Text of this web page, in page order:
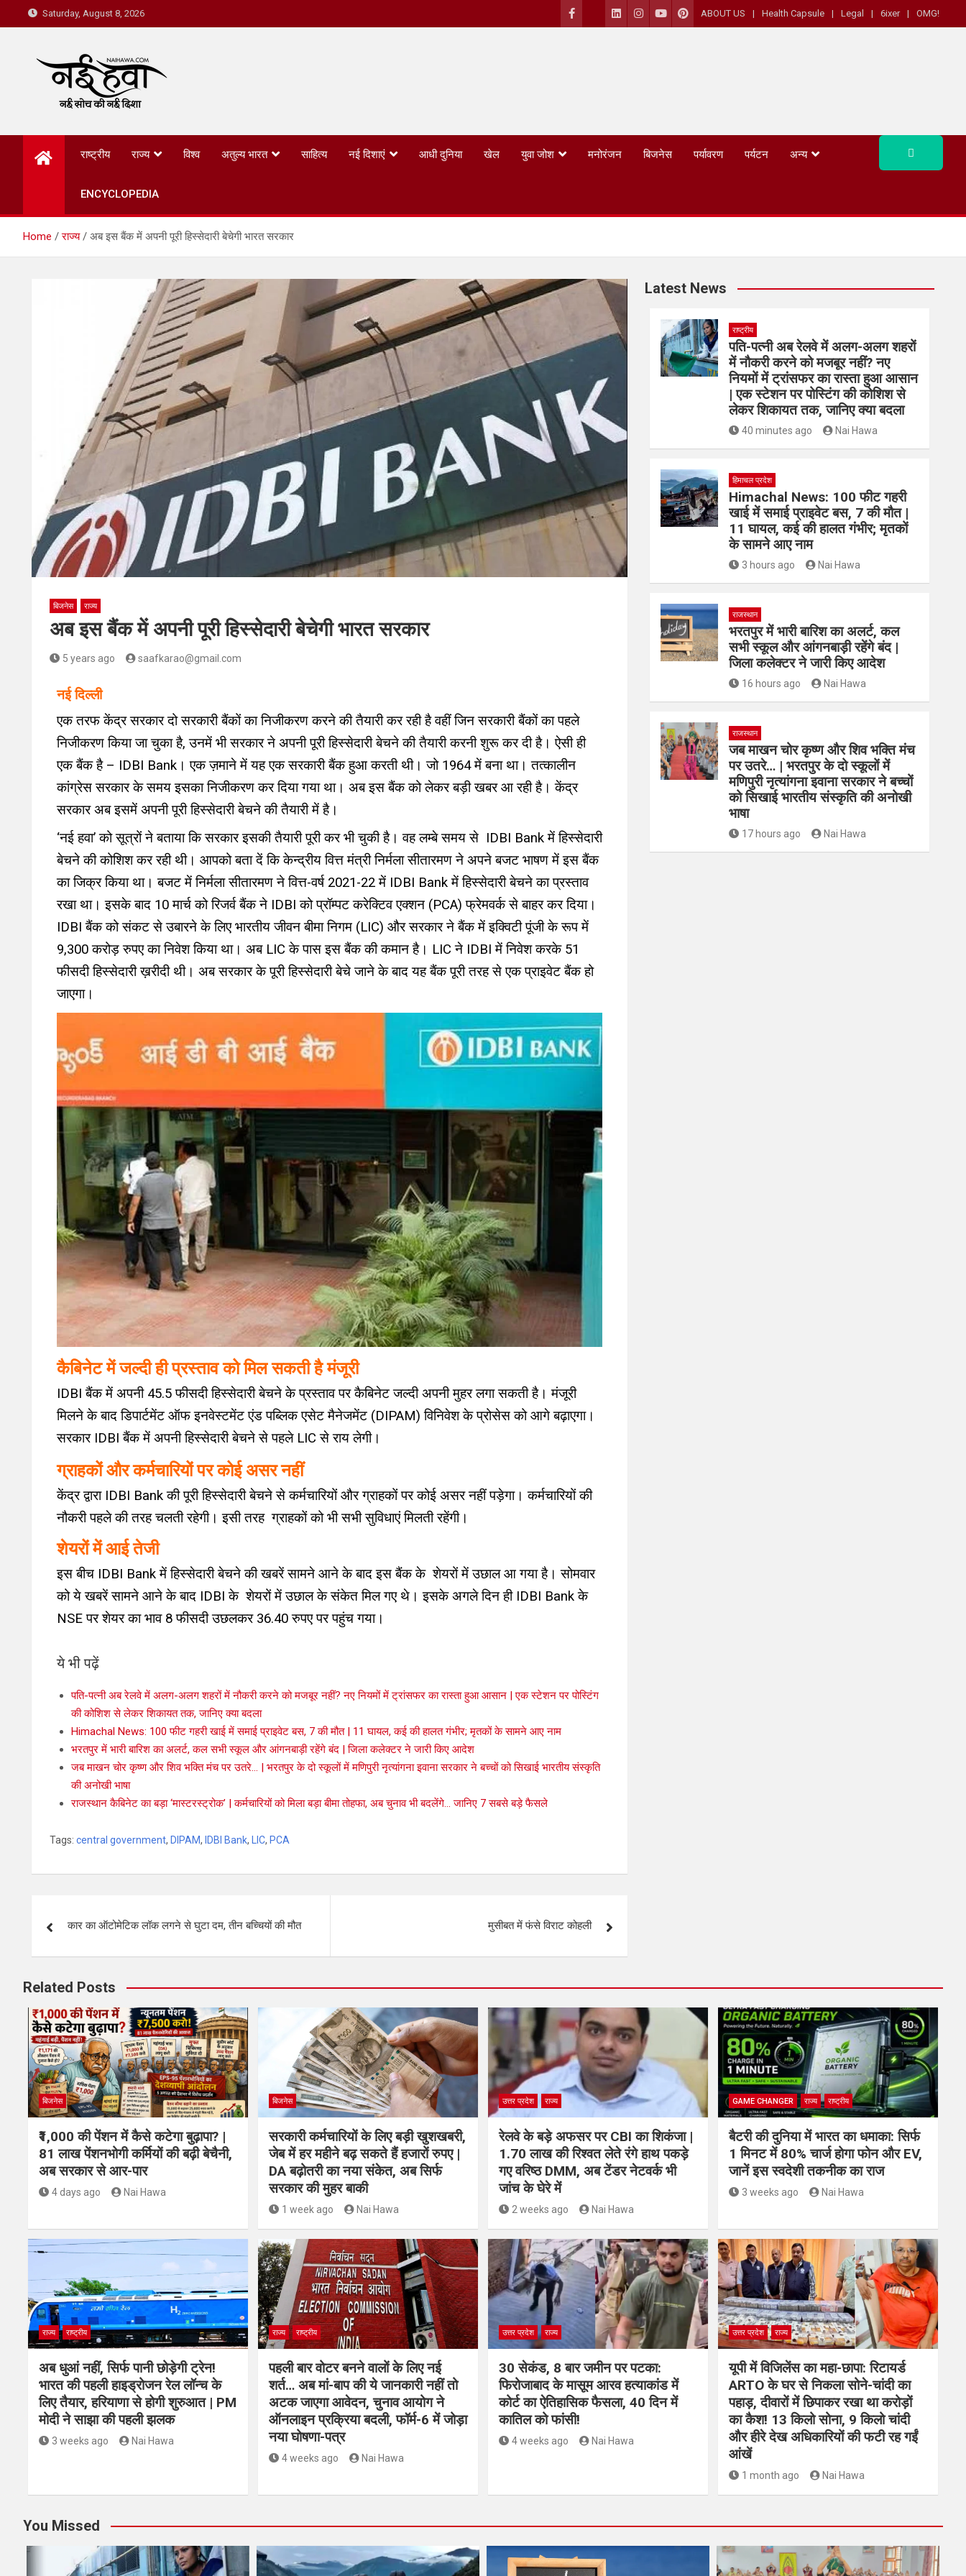
Saturday, August 8, 2026 ABOUT US Health Capsule Legal 6ixer OMG!
Nai Hawa
राष्ट्रीय राज्य विश्व अतुल्य भारत साहित्य नई दिशाएं आधी दुनिया खेल युवा जोश मनोरंजन बिजनेस पर्यावरण पर्यटन अन्य
ENCYCLOPEDIA
Home राज्य अब इस बैंक में अपनी पूरी हिस्सेदारी बेचेगी भारत सरकार
बिजनेस राज्य
अब इस बैंक में अपनी पूरी हिस्सेदारी बेचेगी भारत सरकार
5 years ago saafkarao@gmail.com
नई दिल्ली
एक तरफ केंद्र सरकार दो सरकारी बैंकों का निजीकरण करने की तैयारी कर रही है वहीं जिन सरकारी बैंकों का पहले
निजीकरण किया जा चुका है, उनमें भी सरकार ने अपनी पूरी हिस्सेदारी बेचने की तैयारी करनी शुरू कर दी है। ऐसी ही
एक बैंक है – IDBI Bank। एक ज़माने में यह एक सरकारी बैंक हुआ करती थी। जो 1964 में बना था। तत्कालीन
कांग्रेस सरकार के समय इसका निजीकरण कर दिया गया था। अब इस बैंक को लेकर बड़ी खबर आ रही है। केंद्र
सरकार अब इसमें अपनी पूरी हिस्सेदारी बेचने की तैयारी में है।
‘नई हवा’ को सूत्रों ने बताया कि सरकार इसकी तैयारी पूरी कर भी चुकी है। वह लम्बे समय से IDBI Bank में हिस्सेदारी
बेचने की कोशिश कर रही थी। आपको बता दें कि केन्द्रीय वित्त मंत्री निर्मला सीतारमण ने अपने बजट भाषण में इस बैंक
का जिक्र किया था। बजट में निर्मला सीतारमण ने वित्त-वर्ष 2021-22 में IDBI Bank में हिस्सेदारी बेचने का प्रस्ताव
रखा था। इसके बाद 10 मार्च को रिजर्व बैंक ने IDBI को प्रॉम्पट करेक्टिव एक्शन (PCA) फ्रेमवर्क से बाहर कर दिया।
IDBI बैंक को संकट से उबारने के लिए भारतीय जीवन बीमा निगम (LIC) और सरकार ने बैंक में इक्विटी पूंजी के रूप में
9,300 करोड़ रुपए का निवेश किया था। अब LIC के पास इस बैंक की कमान है। LIC ने IDBI में निवेश करके 51
फीसदी हिस्सेदारी ख़रीदी थी। अब सरकार के पूरी हिस्सेदारी बेचे जाने के बाद यह बैंक पूरी तरह से एक प्राइवेट बैंक हो
जाएगा।
कैबिनेट में जल्दी ही प्रस्ताव को मिल सकती है मंजूरी
IDBI बैंक में अपनी 45.5 फीसदी हिस्सेदारी बेचने के प्रस्ताव पर कैबिनेट जल्दी अपनी मुहर लगा सकती है। मंजूरी
मिलने के बाद डिपार्टमेंट ऑफ इनवेस्टमेंट एंड पब्लिक एसेट मैनेजमेंट (DIPAM) विनिवेश के प्रोसेस को आगे बढ़ाएगा।
सरकार IDBI बैंक में अपनी हिस्सेदारी बेचने से पहले LIC से राय लेगी।
ग्राहकों और कर्मचारियों पर कोई असर नहीं
केंद्र द्वारा IDBI Bank की पूरी हिस्सेदारी बेचने से कर्मचारियों और ग्राहकों पर कोई असर नहीं पड़ेगा। कर्मचारियों की
नौकरी पहले की तरह चलती रहेगी। इसी तरह ग्राहकों को भी सभी सुविधाएं मिलती रहेंगी।
शेयरों में आई तेजी
इस बीच IDBI Bank में हिस्सेदारी बेचने की खबरें सामने आने के बाद इस बैंक के शेयरों में उछाल आ गया है। सोमवार
को ये खबरें सामने आने के बाद IDBI के शेयरों में उछाल के संकेत मिल गए थे। इसके अगले दिन ही IDBI Bank के
NSE पर शेयर का भाव 8 फीसदी उछलकर 36.40 रुपए पर पहुंच गया।
ये भी पढ़ें
पति-पत्नी अब रेलवे में अलग-अलग शहरों में नौकरी करने को मजबूर नहीं? नए नियमों में ट्रांसफर का रास्ता हुआ आसान | एक स्टेशन पर पोस्टिंग
की कोशिश से लेकर शिकायत तक, जानिए क्या बदला
Himachal News: 100 फीट गहरी खाई में समाई प्राइवेट बस, 7 की मौत | 11 घायल, कई की हालत गंभीर; मृतकों के सामने आए नाम
भरतपुर में भारी बारिश का अलर्ट, कल सभी स्कूल और आंगनबाड़ी रहेंगे बंद | जिला कलेक्टर ने जारी किए आदेश
जब माखन चोर कृष्ण और शिव भक्ति मंच पर उतरे… | भरतपुर के दो स्कूलों में मणिपुरी नृत्यांगना इवाना सरकार ने बच्चों को सिखाई भारतीय संस्कृति
की अनोखी भाषा
राजस्थान कैबिनेट का बड़ा ‘मास्टरस्ट्रोक’ | कर्मचारियों को मिला बड़ा बीमा तोहफा, अब चुनाव भी बदलेंगे… जानिए 7 सबसे बड़े फैसले
Tags: central government, DIPAM, IDBI Bank, LIC, PCA
कार का ऑटोमेटिक लॉक लगने से घुटा दम, तीन बच्चियों की मौत मुसीबत में फंसे विराट कोहली
Latest News
राष्ट्रीय
पति-पत्नी अब रेलवे में अलग-अलग शहरों
में नौकरी करने को मजबूर नहीं? नए
नियमों में ट्रांसफर का रास्ता हुआ आसान
| एक स्टेशन पर पोस्टिंग की कोशिश से
लेकर शिकायत तक, जानिए क्या बदला
40 minutes ago Nai Hawa
हिमाचल प्रदेश
Himachal News: 100 फीट गहरी
खाई में समाई प्राइवेट बस, 7 की मौत |
11 घायल, कई की हालत गंभीर; मृतकों
के सामने आए नाम
3 hours ago Nai Hawa
राजस्थान
भरतपुर में भारी बारिश का अलर्ट, कल
सभी स्कूल और आंगनबाड़ी रहेंगे बंद |
जिला कलेक्टर ने जारी किए आदेश
16 hours ago Nai Hawa
राजस्थान
जब माखन चोर कृष्ण और शिव भक्ति मंच
पर उतरे… | भरतपुर के दो स्कूलों में
मणिपुरी नृत्यांगना इवाना सरकार ने बच्चों
को सिखाई भारतीय संस्कृति की अनोखी
भाषा
17 hours ago Nai Hawa
Related Posts
बिजनेस
₹1,000 की पेंशन में कैसे कटेगा बुढ़ापा? |
81 लाख पेंशनभोगी कर्मियों की बढ़ी बेचैनी,
अब सरकार से आर-पार
4 days ago Nai Hawa
बिजनेस
सरकारी कर्मचारियों के लिए बड़ी खुशखबरी,
जेब में हर महीने बढ़ सकते हैं हजारों रुपए |
DA बढ़ोतरी का नया संकेत, अब सिर्फ
सरकार की मुहर बाकी
1 week ago Nai Hawa
उत्तर प्रदेश राज्य
रेलवे के बड़े अफसर पर CBI का शिकंजा |
1.70 लाख की रिश्वत लेते रंगे हाथ पकड़े
गए वरिष्ठ DMM, अब टेंडर नेटवर्क भी
जांच के घेरे में
2 weeks ago Nai Hawa
GAME CHANGER राज्य राष्ट्रीय
बैटरी की दुनिया में भारत का धमाका: सिर्फ
1 मिनट में 80% चार्ज होगा फोन और EV,
जानें इस स्वदेशी तकनीक का राज
3 weeks ago Nai Hawa
राज्य राष्ट्रीय
अब धुआं नहीं, सिर्फ पानी छोड़ेगी ट्रेन!
भारत की पहली हाइड्रोजन रेल लॉन्च के
लिए तैयार, हरियाणा से होगी शुरुआत | PM
मोदी ने साझा की पहली झलक
3 weeks ago Nai Hawa
राज्य राष्ट्रीय
पहली बार वोटर बनने वालों के लिए नई
शर्त… अब मां-बाप की ये जानकारी नहीं तो
अटक जाएगा आवेदन, चुनाव आयोग ने
ऑनलाइन प्रक्रिया बदली, फॉर्म-6 में जोड़ा
नया घोषणा-पत्र
4 weeks ago Nai Hawa
उत्तर प्रदेश राज्य
30 सेकंड, 8 बार जमीन पर पटका:
फिरोजाबाद के मासूम आरव हत्याकांड में
कोर्ट का ऐतिहासिक फैसला, 40 दिन में
कातिल को फांसी!
4 weeks ago Nai Hawa
उत्तर प्रदेश राज्य
यूपी में विजिलेंस का महा-छापा: रिटायर्ड
ARTO के घर से निकला सोने-चांदी का
पहाड़, दीवारों में छिपाकर रखा था करोड़ों
का कैश! 13 किलो सोना, 9 किलो चांदी
और हीरे देख अधिकारियों की फटी रह गईं
आंखें
1 month ago Nai Hawa
You Missed